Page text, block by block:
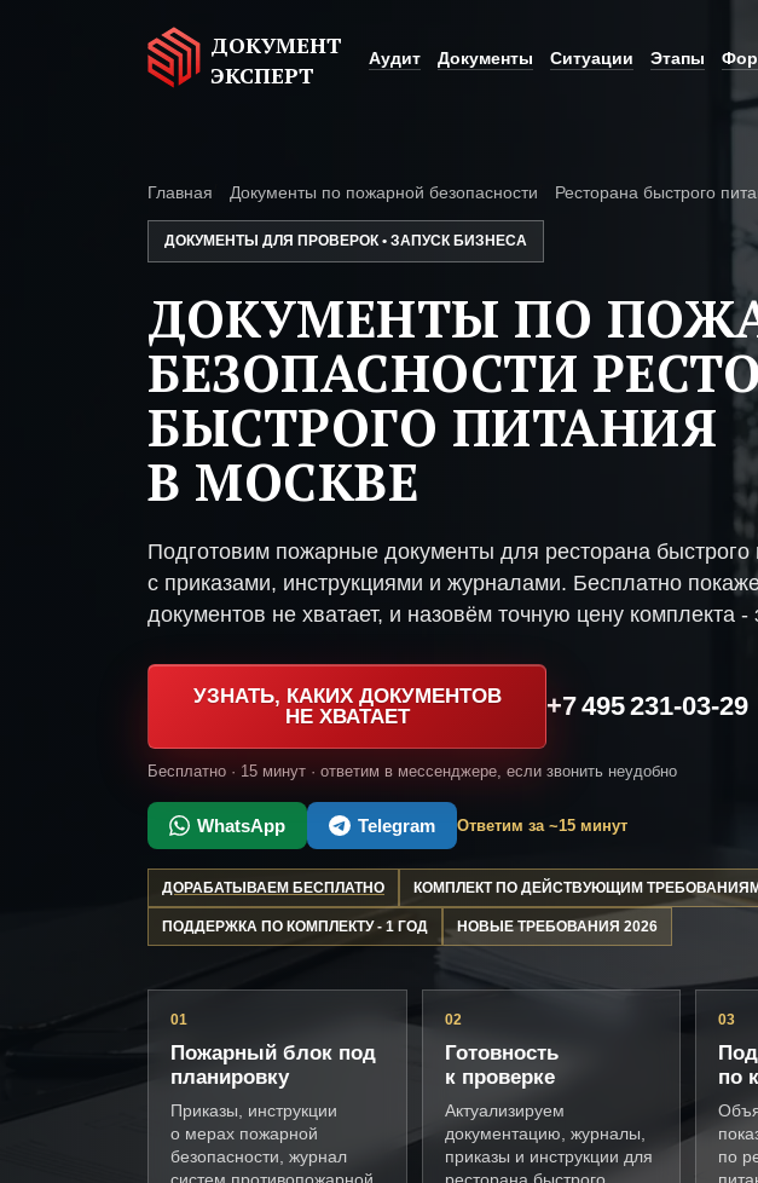
ДОКУМЕНТ
ЭКСПЕРТ
Аудит Документы Ситуации Этапы
Главная Документы по пожарной безопасности Ресторана быстрого
ДОКУМЕНТЫ ДЛЯ ПРОВЕРОК • ЗАПУСК БИЗНЕСА
ДОКУМЕНТЫ ПО
БЕЗОПАСНОСТИ
БЫСТРОГО ПИТАНИЯ
В МОСКВЕ
Подготовим пожарные документы для ресторана быстрого
с приказами, инструкциями и журналами. Бесплатно
документов не хватает, и назовём точную цену комплекта -
УЗНАТЬ, КАКИХ ДОКУМЕНТОВ
НЕ ХВАТАЕТ
+7 495 231-03-29
Бесплатно · 15 минут · ответим в мессенджере, если звонить неудобно
WhatsApp Telegram Ответим за ~15 минут
ДОРАБАТЫВАЕМ БЕСПЛАТНО КОМПЛЕКТ ПО ДЕЙСТВУЮЩИМ ТРЕБОВАНИЯМ
ПОДДЕРЖКА ПО КОМПЛЕКТУ - 1 ГОД НОВЫЕ ТРЕБОВАНИЯ 2026
01
Пожарный блок под
планировку
Приказы, инструкции
о мерах пожарной
безопасности, журнал
02
Готовность
к проверке
Актуализируем
документацию, журналы,
приказы и инструкции для
03
по
по